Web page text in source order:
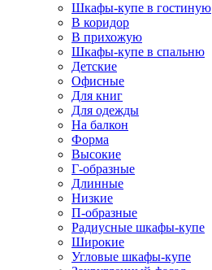
Шкафы-купе в гостиную
В коридор
В прихожую
Шкафы-купе в спальню
Детские
Офисные
Для книг
Для одежды
На балкон
Форма
Высокие
Г-образные
Длинные
Низкие
П-образные
Радиусные шкафы-купе
Широкие
Угловые шкафы-купе